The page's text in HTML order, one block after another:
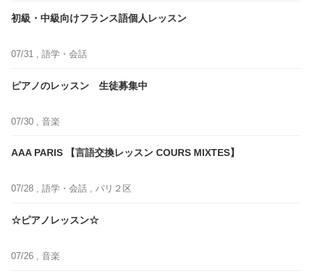
初級・中級向けフランス語個人レッスン
07/31 , 語学・会話
ピアノのレッスン 生徒募集中
07/30 , 音楽
AAA PARIS 【言語交換レッスン COURS MIXTES】
07/28 , 語学・会話 , パリ２区
☆ピアノレッスン☆
07/26 , 音楽